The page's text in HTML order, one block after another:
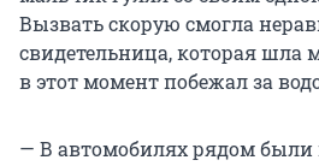
Вызвать скорую смогла
свидетельница, которая шла
в этот момент побежал за
— В автомобилях рядом